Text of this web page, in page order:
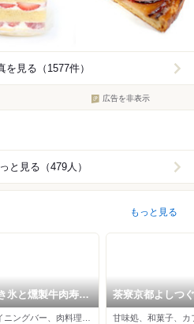
を見る（1577件）
広告を非表示
と見る（479人）
もっと見る
氷と燻製牛肉寿司
とつ KYOTO
茶寮京都よしつぐ
甘味処、和菓子、カ